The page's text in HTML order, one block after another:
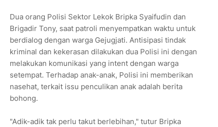
Dua orang Polisi Sektor Lekok Bripka Syaifudin dan
Brigadir Tony, saat patroli menyempatkan waktu untuk
berdialog dengan warga Gejugjati. Antisipasi tindak
kriminal dan kekerasan dilakukan dua Polisi ini dengan
melakukan komunikasi yang intent dengan warga
setempat. Terhadap anak-anak, Polisi ini memberikan
nasehat, terkait issu penculikan anak adalah berita
bohong.
"Adik-adik tak perlu takut berlebihan," tutur Bripka